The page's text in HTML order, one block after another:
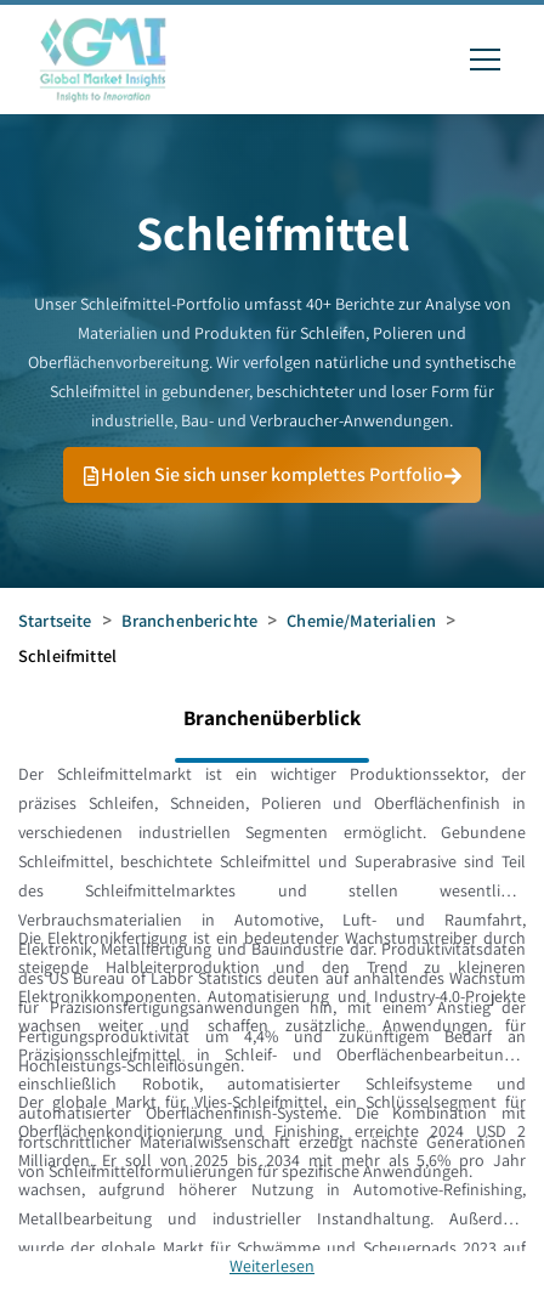
Schleifmittel
Unser Schleifmittel-Portfolio umfasst 40+ Berichte zur Analyse von
Materialien und Produkten für Schleifen, Polieren und
Oberflächenvorbereitung. Wir verfolgen natürliche und synthetische
Schleifmittel in gebundener, beschichteter und loser Form für
industrielle, Bau- und Verbraucher-Anwendungen.
Holen Sie sich unser komplettes Portfolio
Startseite > Branchenberichte > Chemie/Materialien >
Schleifmittel
Branchenüberblick
Der Schleifmittelmarkt ist ein wichtiger Produktionssektor, der
präzises Schleifen, Schneiden, Polieren und Oberflächenfinish in
verschiedenen industriellen Segmenten ermöglicht. Gebundene
Schleifmittel, beschichtete Schleifmittel und Superabrasive sind Teil
des Schleifmittelmarktes und stellen wesentliche
Verbrauchsmaterialien in Automotive, Luft- und Raumfahrt,
Elektronik, Metallfertigung und Bauindustrie dar. Produktivitätsdaten
des US Bureau of Labor Statistics deuten auf anhaltendes Wachstum
für Präzisionsfertigungsanwendungen hin, mit einem Anstieg der
Fertigungsproduktivität um 4,4% und zukünftigem Bedarf an
Hochleistungs-Schleiflösungen.
Die Elektronikfertigung ist ein bedeutender Wachstumstreiber durch
steigende Halbleiterproduktion und den Trend zu kleineren
Elektronikkomponenten. Automatisierung und Industry-4.0-Projekte
wachsen weiter und schaffen zusätzliche Anwendungen für
Präzisionsschleifmittel in Schleif- und Oberflächenbearbeitung—
einschließlich Robotik, automatisierter Schleifsysteme und
automatisierter Oberflächenfinish-Systeme. Die Kombination mit
fortschrittlicher Materialwissenschaft erzeugt nächste Generationen
von Schleifmittelformulierungen für spezifische Anwendungen.
Der globale Markt für Vlies-Schleifmittel, ein Schlüsselsegment für
Oberflächenkonditionierung und Finishing, erreichte 2024 USD 2
Milliarden. Er soll von 2025 bis 2034 mit mehr als 5,6% pro Jahr
wachsen, aufgrund höherer Nutzung in Automotive-Refinishing,
Metallbearbeitung und industrieller Instandhaltung. Außerdem
wurde der globale Markt für Schwämme und Scheuerpads 2023 auf
USD 4,7 Milliarden bewertet. Umwelt- und Nachhaltigkeitsaspekte
Weiterlesen